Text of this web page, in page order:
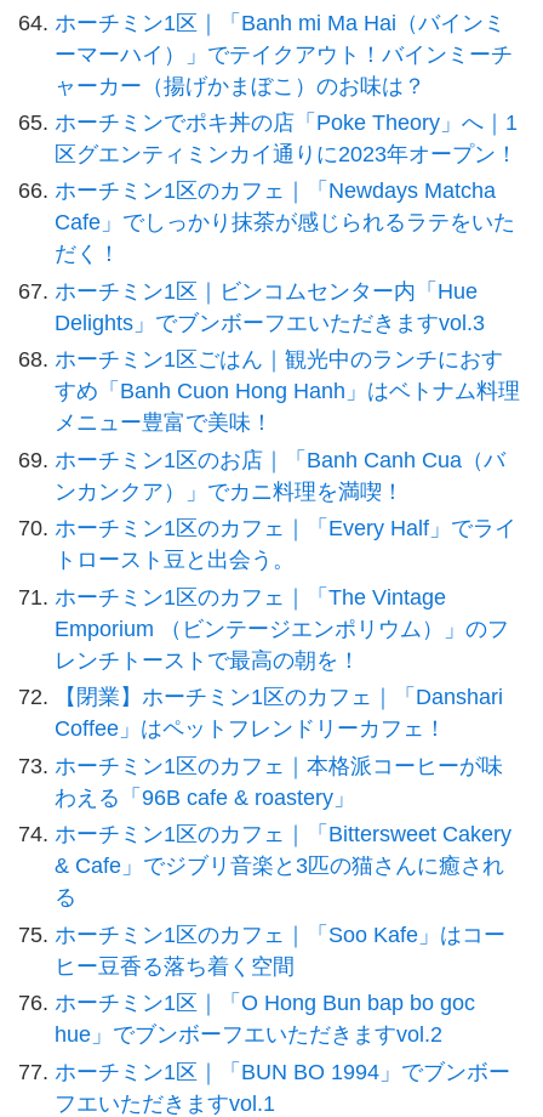
ホーチミン1区｜「Banh mi Ma Hai（バインミ
ーマーハイ）」でテイクアウト！バインミーチ
ャーカー（揚げかまぼこ）のお味は？
ホーチミンでポキ丼の店「Poke Theory」へ｜1
区グエンティミンカイ通りに2023年オープン！
ホーチミン1区のカフェ｜「Newdays Matcha
Cafe」でしっかり抹茶が感じられるラテをいた
だく！
ホーチミン1区｜ビンコムセンター内「Hue
Delights」でブンボーフエいただきますvol.3
ホーチミン1区ごはん｜観光中のランチにおす
すめ「Banh Cuon Hong Hanh」はベトナム料理
メニュー豊富で美味！
ホーチミン1区のお店｜「Banh Canh Cua（バ
ンカンクア）」でカニ料理を満喫！
ホーチミン1区のカフェ｜「Every Half」でライ
トロースト豆と出会う。
ホーチミン1区のカフェ｜「The Vintage
Emporium （ビンテージエンポリウム）」のフ
レンチトーストで最高の朝を！
【閉業】ホーチミン1区のカフェ｜「Danshari
Coffee」はペットフレンドリーカフェ！
ホーチミン1区のカフェ｜本格派コーヒーが味
わえる「96B cafe & roastery」
ホーチミン1区のカフェ｜「Bittersweet Cakery
& Cafe」でジブリ音楽と3匹の猫さんに癒され
る
ホーチミン1区のカフェ｜「Soo Kafe」はコー
ヒー豆香る落ち着く空間
ホーチミン1区｜「O Hong Bun bap bo goc
hue」でブンボーフエいただきますvol.2
ホーチミン1区｜「BUN BO 1994」でブンボー
フエいただきますvol.1